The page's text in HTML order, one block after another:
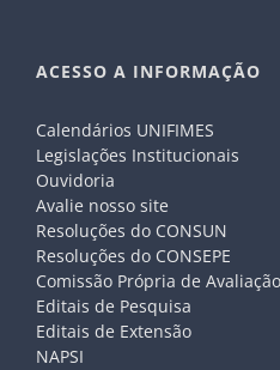
ACESSO A INFORMAÇÃO
Calendários UNIFIMES
Legislações Institucionais
Ouvidoria
Avalie nosso site
Resoluções do CONSUN
Resoluções do CONSEPE
Comissão Própria de Avaliação
Editais de Pesquisa
Editais de Extensão
NAPSI